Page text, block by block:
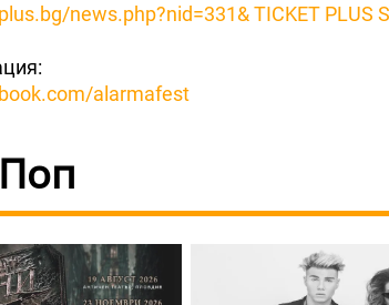
news.php?nid=331& TICKET PLUS
alarmafest